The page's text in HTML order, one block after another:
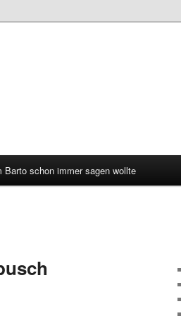
Barto schon immer sagen wollte